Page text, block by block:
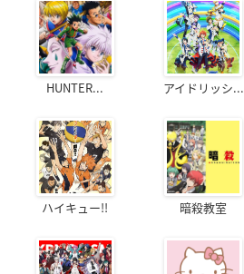
HUNTER... アイドリッシ...
ハイキュー!! 暗殺教室